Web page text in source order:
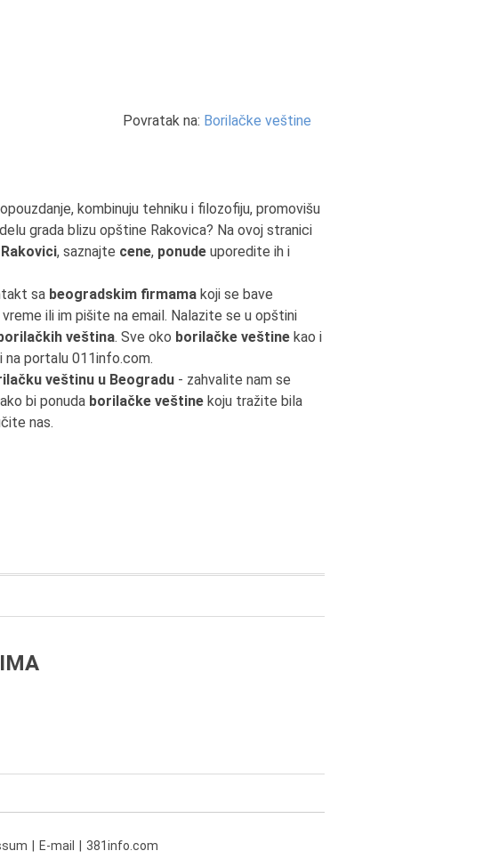
Povratak na: Borilačke veštine
kombinuju tehniku i filozofiju, promovišu
grada blizu opštine Rakovica? Na ovoj stranici
, saznajte cene, ponude uporedite ih i
sa beogradskim firmama koji se bave
ili im pišite na email. Nalazite se u opštini
veština. Sve oko borilačke veštine kao i
portalu 011info.com.
veštinu u Beogradu - zahvalite nam se
bi ponuda borilačke veštine koju tražite bila
nas.
E-mail 381info.com